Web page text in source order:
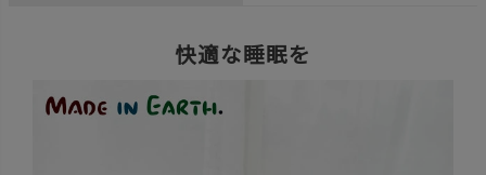
快適な睡眠を